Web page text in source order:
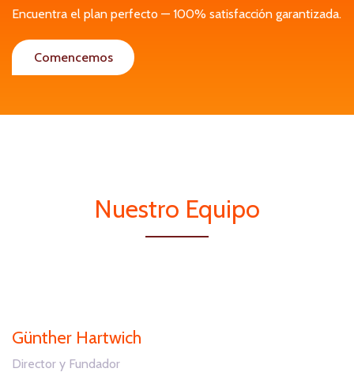
Encuentra el plan perfecto — 100% satisfacción garantizada.
Comencemos
Nuestro Equipo
Günther Hartwich
Director y Fundador